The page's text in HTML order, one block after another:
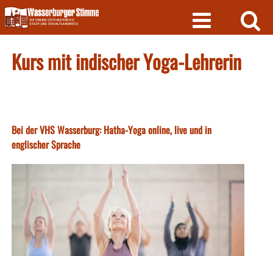
Skip
to
content
Kurs mit indischer Yoga-Lehrerin
Bei der VHS Wasserburg: Hatha-Yoga online, live und in
englischer Sprache